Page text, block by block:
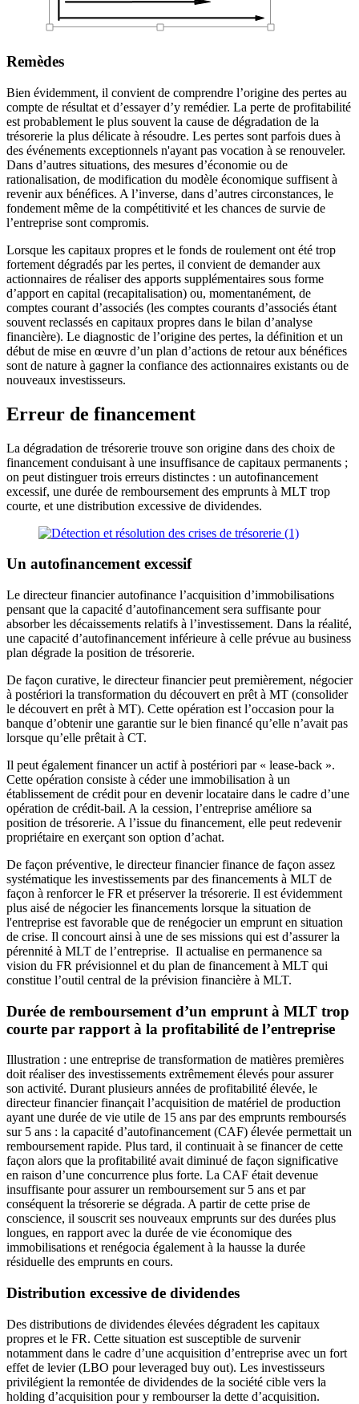
Remèdes
Bien évidemment, il convient de comprendre l’origine des pertes au
compte de résultat et d’essayer d’y remédier. La perte de profitabilité
est probablement le plus souvent la cause de dégradation de la
trésorerie la plus délicate à résoudre. Les pertes sont parfois dues à
des événements exceptionnels n'ayant pas vocation à se renouveler.
Dans d’autres situations, des mesures d’économie ou de
rationalisation, de modification du modèle économique suffisent à
revenir aux bénéfices. A l’inverse, dans d’autres circonstances, le
fondement même de la compétitivité et les chances de survie de
l’entreprise sont compromis.
Lorsque les capitaux propres et le fonds de roulement ont été trop
fortement dégradés par les pertes, il convient de demander aux
actionnaires de réaliser des apports supplémentaires sous forme
d’apport en capital (recapitalisation) ou, momentanément, de
comptes courant d’associés (les comptes courants d’associés étant
souvent reclassés en capitaux propres dans le bilan d’analyse
financière). Le diagnostic de l’origine des pertes, la définition et un
début de mise en œuvre d’un plan d’actions de retour aux bénéfices
sont de nature à gagner la confiance des actionnaires existants ou de
nouveaux investisseurs.
Erreur de financement
La dégradation de trésorerie trouve son origine dans des choix de
financement conduisant à une insuffisance de capitaux permanents ;
on peut distinguer trois erreurs distinctes : un autofinancement
excessif, une durée de remboursement des emprunts à MLT trop
courte, et une distribution excessive de dividendes.
Un autofinancement excessif
Le directeur financier autofinance l’acquisition d’immobilisations
pensant que la capacité d’autofinancement sera suffisante pour
absorber les décaissements relatifs à l’investissement. Dans la réalité,
une capacité d’autofinancement inférieure à celle prévue au business
plan dégrade la position de trésorerie.
De façon curative, le directeur financier peut premièrement, négocier
à postériori la transformation du découvert en prêt à MT (consolider
le découvert en prêt à MT). Cette opération est l’occasion pour la
banque d’obtenir une garantie sur le bien financé qu’elle n’avait pas
lorsque qu’elle prêtait à CT.
Il peut également financer un actif à postériori par « lease-back ».
Cette opération consiste à céder une immobilisation à un
établissement de crédit pour en devenir locataire dans le cadre d’une
opération de crédit-bail. A la cession, l’entreprise améliore sa
position de trésorerie. A l’issue du financement, elle peut redevenir
propriétaire en exerçant son option d’achat.
De façon préventive, le directeur financier finance de façon assez
systématique les investissements par des financements à MLT de
façon à renforcer le FR et préserver la trésorerie. Il est évidemment
plus aisé de négocier les financements lorsque la situation de
l'entreprise est favorable que de renégocier un emprunt en situation
de crise. Il concourt ainsi à une de ses missions qui est d’assurer la
pérennité à MLT de l’entreprise. Il actualise en permanence sa
vision du FR prévisionnel et du plan de financement à MLT qui
constitue l’outil central de la prévision financière à MLT.
Durée de remboursement d’un emprunt à MLT trop
courte par rapport à la profitabilité de l’entreprise
Illustration : une entreprise de transformation de matières premières
doit réaliser des investissements extrêmement élevés pour assurer
son activité. Durant plusieurs années de profitabilité élevée, le
directeur financier finançait l’acquisition de matériel de production
ayant une durée de vie utile de 15 ans par des emprunts remboursés
sur 5 ans : la capacité d’autofinancement (CAF) élevée permettait un
remboursement rapide. Plus tard, il continuait à se financer de cette
façon alors que la profitabilité avait diminué de façon significative
en raison d’une concurrence plus forte. La CAF était devenue
insuffisante pour assurer un remboursement sur 5 ans et par
conséquent la trésorerie se dégrada. A partir de cette prise de
conscience, il souscrit ses nouveaux emprunts sur des durées plus
longues, en rapport avec la durée de vie économique des
immobilisations et renégocia également à la hausse la durée
résiduelle des emprunts en cours.
Distribution excessive de dividendes
Des distributions de dividendes élevées dégradent les capitaux
propres et le FR. Cette situation est susceptible de survenir
notamment dans le cadre d’une acquisition d’entreprise avec un fort
effet de levier (LBO pour leveraged buy out). Les investisseurs
privilégient la remontée de dividendes de la société cible vers la
holding d’acquisition pour y rembourser la dette d’acquisition.